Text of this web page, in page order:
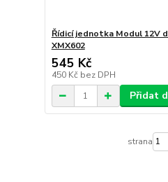
Řídicí jednotka Modul 12V
XMX602
545 Kč
450 Kč bez DPH
Přidat
strana